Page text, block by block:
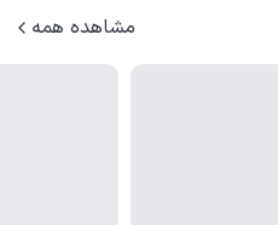
مشاهده همه